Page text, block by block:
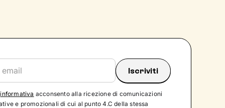
informativa acconsento alla ricezione di comunicazioni
e promozionali di cui al punto 4.C della stessa